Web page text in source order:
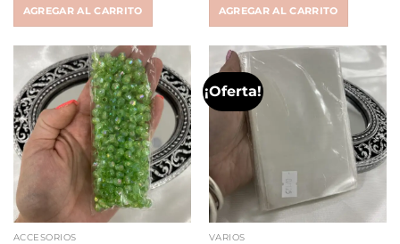
AGREGAR AL CARRITO AGREGAR AL CARRITO
ACCESORIOS
¡Oferta!
VARIOS